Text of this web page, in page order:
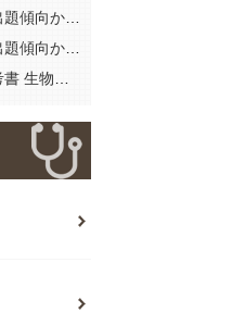
医学部入試の物理の出題傾向から対策を徹底解説
医学部入試の英語の出題傾向から対策を徹底解説
【医学部おすすめ参考書 生物編】現役合格した僕のおすすめ参考書5選